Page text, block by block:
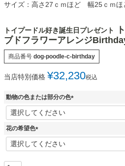
サイズ：高さ27ｃｍほど 幅25ｃｍほ
トイプードル好き誕生日プレゼント
ブドフラワーアレンジ
商品番号 dog-poodle-c-birthday
当店特別価格 ¥32,230税込
動物の色または部分の色
(
花の希望色
(
必